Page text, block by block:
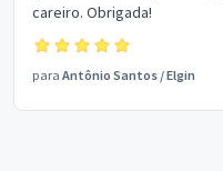
careiro. Obrigada!
para Antônio Santos /Elgin